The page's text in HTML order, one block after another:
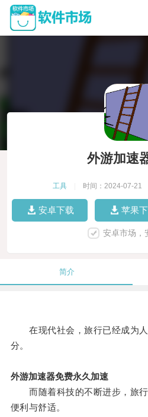
外游加速
工具 时间：2024-07-21
安卓下载 苹果
安卓市场，
简介
在现代社会，旅行已经成为人
分。
外游加速器免费永久加速
而随着科技的不断进步，旅行
便利与舒适。